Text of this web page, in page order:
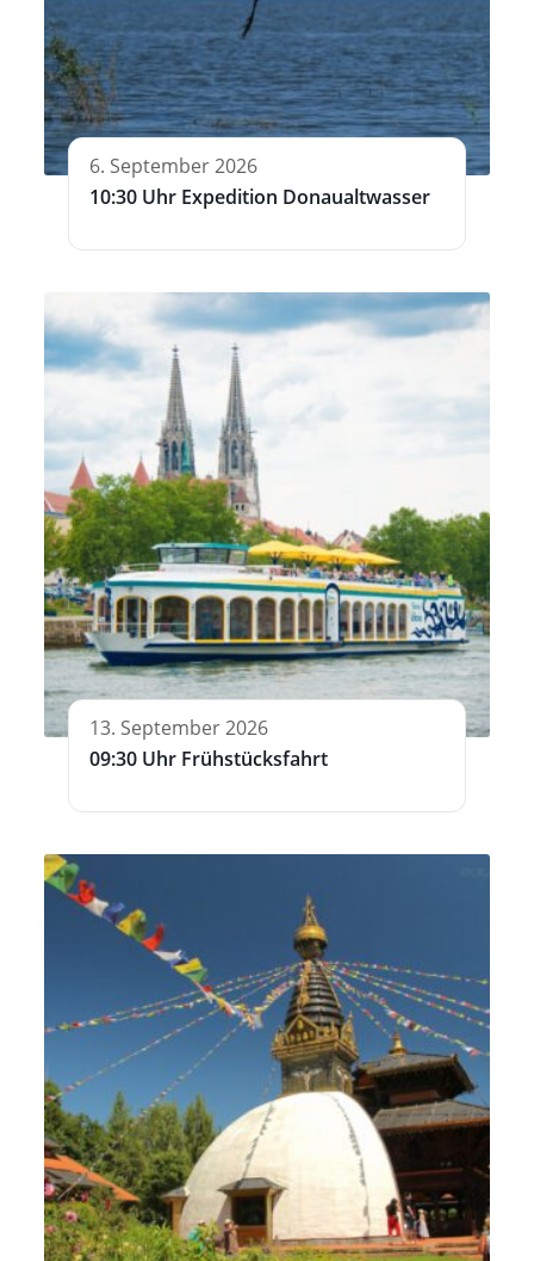
6. September 2026
10:30 Uhr Expedition Donaualtwasser
13. September 2026
09:30 Uhr Frühstücksfahrt